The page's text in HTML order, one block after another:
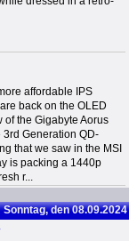
affordable IPS
back on the OLED
the Gigabyte Aorus
3rd Generation QD-
that we saw in the MSI
is packing a 1440p
r...
Sonntag, den 08.09.2024